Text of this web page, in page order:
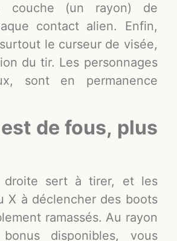
couche (un rayon) de
contact alien. Enfin,
le curseur de visée,
du tir. Les personnages
sont en permanence
de fous, plus
droite sert à tirer, et les
X à déclencher des boots
ramassés. Au rayon
disponibles, vous